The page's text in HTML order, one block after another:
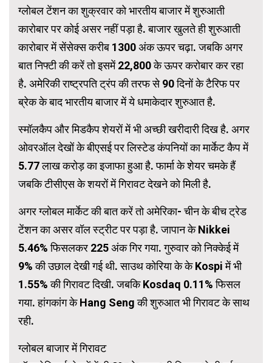
ग्लोबल टेंशन का शुक्रवार को भारतीय बाजार में शुरुआती
कारोबार पर कोई असर नहीं पड़ा है. बाजार खुलते ही शुरुआती
कारोबार में सेंसेक्स करीब 1300 अंक ऊपर चढ़ा. जबकि अगर
बात निफ्टी की करें तो इसमें 22,800 के ऊपर करोबार कर रहा
है. अमेरिकी राष्ट्रपति ट्रंप की तरफ से 90 दिनों के टैरिफ पर
ब्रेक के बाद भारतीय बाजार में ये धमाकेदार शुरुआत है.
स्मॉलकैप और मिडकैप शेयरों में भी अच्छी खरीदारी दिख है. अगर
ओवरऑल देखों के बीएसई पर लिस्टेड कंपनियों का मार्केट कैप में
5.77 लाख करोड़ का इजाफा हुआ है. फार्मा के शेयर चमके हैं
जबकि टीसीएस के शयरों में गिरावट देखने को मिली है.
अगर ग्लोबल मार्केट की बात करें तो अमेरिका- चीन के बीच ट्रेड
टेंशन का असर वॉल स्ट्रीट पर पड़ा है. जापान के Nikkei
5.46% फिसलकर 225 अंक गिर गया. गुरुवार को निक्केई में
9% की उछाल देखी गई थी. साउथ कोरिया के के Kospi में भी
1.55% की गिरावट दिखी. जबकि Kosdaq 0.11% फिसल
गया. हांगकांग के Hang Seng की शुरुआत भी गिरावट के साथ
रही.
ग्लोबल बाजार में गिरावट